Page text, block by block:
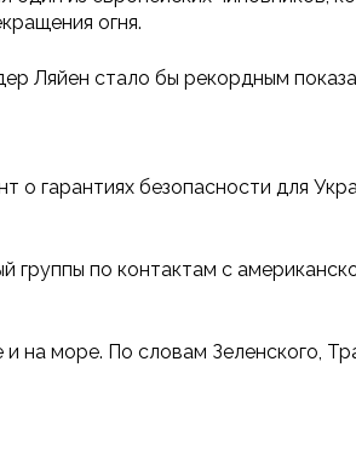
огня.
Ляйен стало бы рекордным
о гарантиях безопасности для
группы по контактам с
на море. По словам Зеленского,